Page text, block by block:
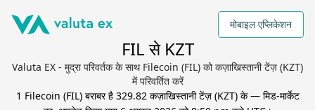
मोबाइल एप्लिकेशन
FIL से KZT
Valuta EX - मुद्रा परिवर्तक के साथ Filecoin (FIL) को कज़ाखिस्तानी टेंज़ (KZT)
में परिवर्तित करें
1 Filecoin (FIL) बराबर है 329.82 कज़ाखिस्तानी टेंज़(KZT) के — मिड-मार्केट